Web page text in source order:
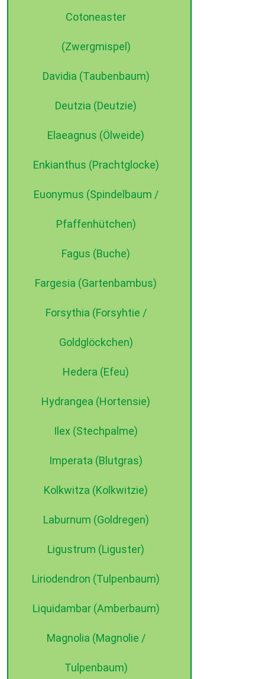
Cotoneaster
(Zwergmispel)
Davidia (Taubenbaum)
Deutzia (Deutzie)
Elaeagnus (Ölweide)
Enkianthus (Prachtglocke)
Euonymus (Spindelbaum /
Pfaffenhütchen)
Fagus (Buche)
Fargesia (Gartenbambus)
Forsythia (Forsyhtie /
Goldglöckchen)
Hedera (Efeu)
Hydrangea (Hortensie)
Ilex (Stechpalme)
Imperata (Blutgras)
Kolkwitza (Kolkwitzie)
Laburnum (Goldregen)
Ligustrum (Liguster)
Liriodendron (Tulpenbaum)
Liquidambar (Amberbaum)
Magnolia (Magnolie /
Tulpenbaum)